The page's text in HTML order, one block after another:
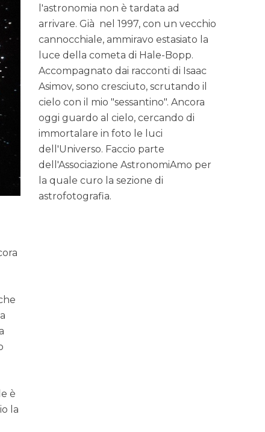
è
la
l'astronomia non è tardata ad
arrivare. Già nel 1997, con un vecchio
cannocchiale, ammiravo estasiato la
luce della cometa di Hale-Bopp.
Accompagnato dai racconti di Isaac
Asimov, sono cresciuto, scrutando il
cielo con il mio "sessantino". Ancora
oggi guardo al cielo, cercando di
immortalare in foto le luci
dell'Universo. Faccio parte
dell'Associazione AstronomiAmo per
la quale curo la sezione di
astrofotografia.